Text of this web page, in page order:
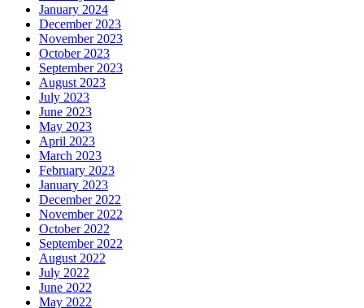
January 2024
December 2023
November 2023
October 2023
September 2023
August 2023
July 2023
June 2023
May 2023
April 2023
March 2023
February 2023
January 2023
December 2022
November 2022
October 2022
September 2022
August 2022
July 2022
June 2022
May 2022